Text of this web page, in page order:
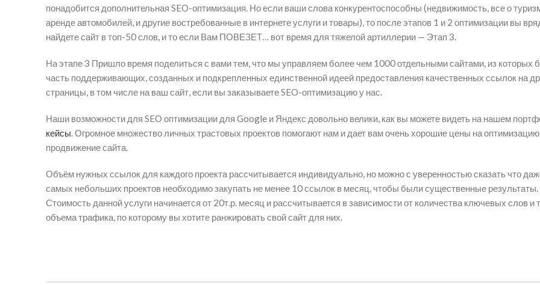
понадобится дополнительная SEO-оптимизация. Но если ваши слова конкурентоспособны (недвижимость, все о
аренде автомобилей, и другие востребованные в интернете услуги и товары), то после этапов 1 и 2 оптимизации вы
найдете сайт в топ-50 слов, и то если Вам ПОВЕЗЕТ… вот время для тяжелой артиллерии — Этап 3.
На этапе 3 Пришло время поделиться с вами тем, что мы управляем более чем 1000 отдельными сайтами, из которых
часть поддерживающих, созданных и подкрепленных единственной идеей предоставления качественных ссылок на
страницы, в том числе на ваш сайт, если вы заказываете SEO-оптимизацию у нас.
Наши возможности для SEO оптимизации для Google и Яндекс довольно велики, как вы можете видеть на нашем
кейсы. Огромное множество личных трастовых проектов помогают нам и дает вам очень хорошие цены на
продвижение сайта.
Объём нужных ссылок для каждого проекта рассчитывается индивидуально, но можно с уверенностью сказать что
самых небольших проектов необходимо закупать не менее 10 ссылок в месяц, чтобы были существенные результаты.
Стоимость данной услуги начинается от 20т.р. месяц и рассчитывается в зависимости от количества ключевых слов и
объема трафика, по которому вы хотите ранжировать свой сайт для них.